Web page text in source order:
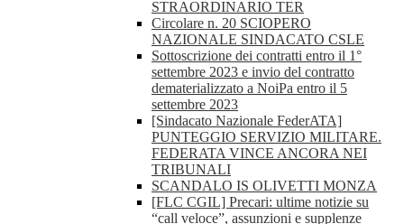
STRAORDINARIO TER
Circolare n. 20 SCIOPERO
NAZIONALE SINDACATO CSLE
Sottoscrizione dei contratti entro il 1°
settembre 2023 e invio del contratto
dematerializzato a NoiPa entro il 5
settembre 2023
[Sindacato Nazionale FederATA]
PUNTEGGIO SERVIZIO MILITARE.
FEDERATA VINCE ANCORA NEI
TRIBUNALI
SCANDALO IS OLIVETTI MONZA
[FLC CGIL] Precari: ultime notizie su
“call veloce”, assunzioni e supplenze